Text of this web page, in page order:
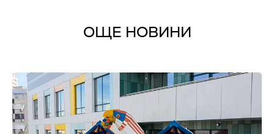
ОЩЕ НОВИНИ